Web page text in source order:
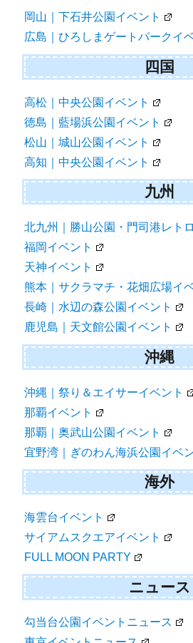
岡山｜下石井公園イベント
広島｜ひろしまゲートパークイ
四国
高松｜中央公園イベント
徳島｜藍場浜公園イベント
松山｜城山公園イベント
高知｜中央公園イベント
九州
北九州｜勝山公園・門司港レト
福岡イベント
天神イベント
熊本｜サクラマチ・花畑広場イ
長崎｜水辺の森公園イベント
鹿児島｜天文館公園イベント
沖縄
沖縄｜祭り＆エイサーイベント
那覇イベント
那覇｜奥武山公園イベント
宜野湾｜ぎのわん海浜公園イベ
海外
海雲台イベント
サイアムスクエアイベント
FULL MOON PARTY
ニュース
勾当台公園イベントニュース